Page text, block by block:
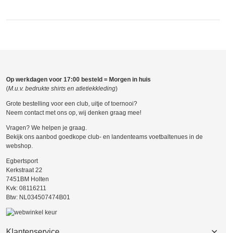
Op werkdagen voor 17:00 besteld = Morgen in huis
(M.u.v. bedrukte shirts en atletiekkleding)
Grote bestelling voor een club, uitje of toernooi?
Neem contact met ons op, wij denken graag mee!
Vragen? We helpen je graag.
Bekijk ons aanbod goedkope club- en landenteams voetbaltenues in de
webshop.
Egbertsport
Kerkstraat 22
7451BM Holten
Kvk: 08116211
Btw: NL034507474B01